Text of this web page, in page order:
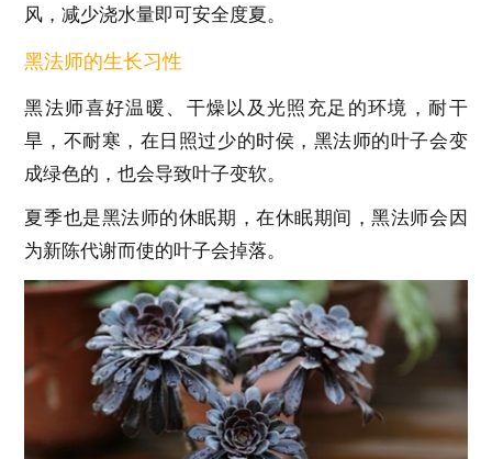
风，减少浇水量即可安全度夏。
黑法师的生长习性
黑法师喜好温暖、干燥以及光照充足的环境，耐干
旱，不耐寒，在日照过少的时侯，黑法师的叶子会变
成绿色的，也会导致叶子变软。
夏季也是黑法师的休眠期，在休眠期间，黑法师会因
为新陈代谢而使的叶子会掉落。